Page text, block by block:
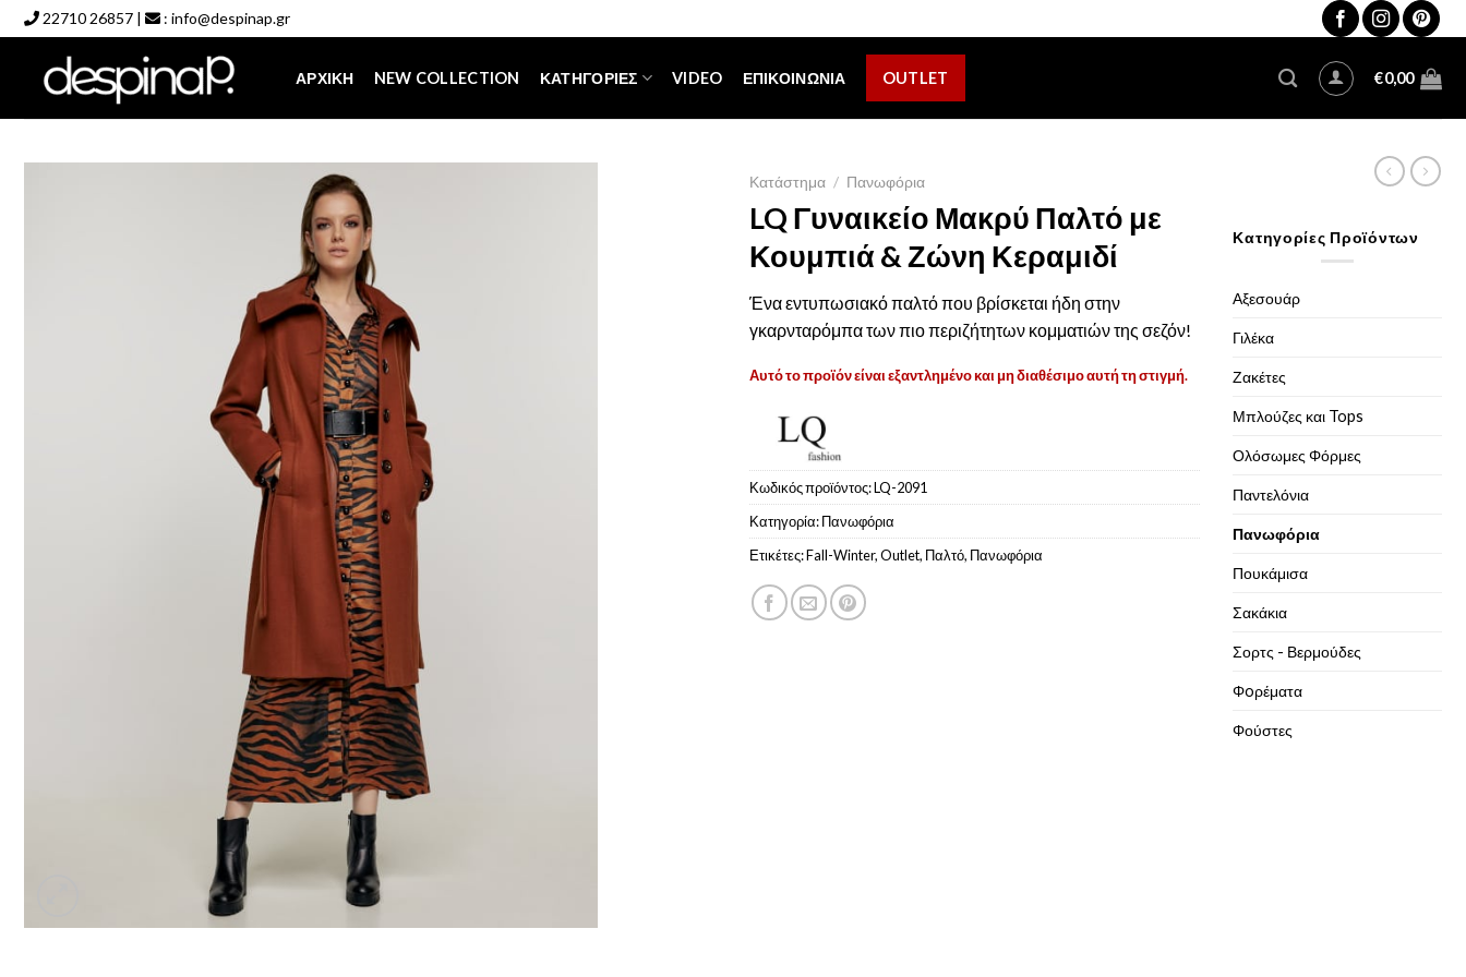
to
content
22710 26857 | : info@despinap.gr
ΑΡΧΙΚΉ NEW COLLECTION ΚΑΤΗΓΟΡΊΕΣ VIDEO ΕΠΙΚΟΙΝΩΝΊΑ OUTLET €0,00
Κατάστημα / Πανωφόρια
LQ Γυναικείο Μακρύ Παλτό με
Κουμπιά & Ζώνη Κεραμιδί
Ένα εντυπωσιακό παλτό που βρίσκεται ήδη στην
γκαρνταρόμπα των πιο περιζήτητων κομματιών της σεζόν!
Αυτό το προϊόν είναι εξαντλημένο και μη διαθέσιμο αυτή τη στιγμή.
Κωδικός προϊόντος:LQ-2091
Κατηγορία:Πανωφόρια
Ετικέτες:Fall-Winter,Outlet, Παλτό, Πανωφόρια
Κατηγορίες Προϊόντων
Αξεσουάρ
Γιλέκα
Ζακέτες
Μπλούζες και Tops
Ολόσωμες Φόρμες
Παντελόνια
Πανωφόρια
Πουκάμισα
Σακάκια
Σορτς - Βερμούδες
Φoρέματα
Φούστες